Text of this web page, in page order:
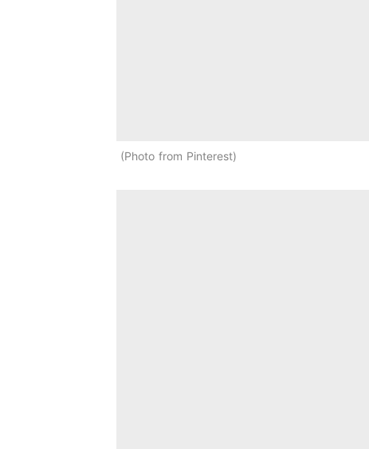
Photo from Pinterest